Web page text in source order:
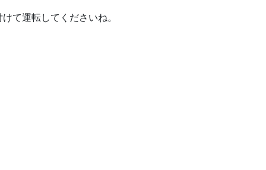
て運転してくださいね。